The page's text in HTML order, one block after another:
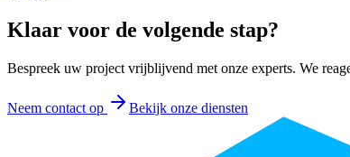
Klaar voor de volgende stap?
Bespreek uw project vrijblijvend met onze experts. We
Neem contact op Bekijk onze diensten